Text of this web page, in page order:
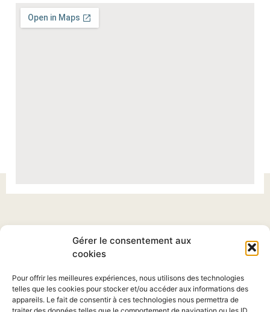
Gérer le consentement aux
cookies
Pour offrir les meilleures expériences, nous utilisons des technologies
telles que les cookies pour stocker et/ou accéder aux informations des
appareils. Le fait de consentir à ces technologies nous permettra de
Quelques images